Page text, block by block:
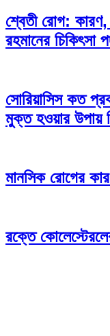
শ্বেতী রোগ: কারণ,
রহমানের চিকিৎসা
সোরিয়াসিস কত
মুক্ত হওয়ার উপায়
মানসিক রোগের
রক্তে